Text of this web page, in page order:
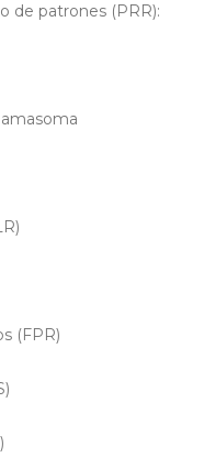
de patrones (PRR):
(FPR)